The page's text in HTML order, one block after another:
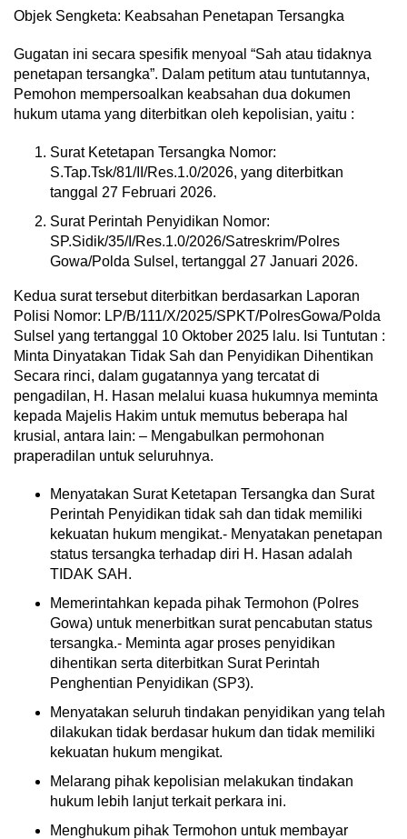
Objek Sengketa: Keabsahan Penetapan Tersangka
Gugatan ini secara spesifik menyoal “Sah atau tidaknya
penetapan tersangka”. Dalam petitum atau tuntutannya,
Pemohon mempersoalkan keabsahan dua dokumen
hukum utama yang diterbitkan oleh kepolisian, yaitu :
Surat Ketetapan Tersangka Nomor:
S.Tap.Tsk/81/II/Res.1.0/2026, yang diterbitkan
tanggal 27 Februari 2026.
Surat Perintah Penyidikan Nomor:
SP.Sidik/35/I/Res.1.0/2026/Satreskrim/Polres
Gowa/Polda Sulsel, tertanggal 27 Januari 2026.
Kedua surat tersebut diterbitkan berdasarkan Laporan
Polisi Nomor: LP/B/111/X/2025/SPKT/PolresGowa/Polda
Sulsel yang tertanggal 10 Oktober 2025 lalu. Isi Tuntutan :
Minta Dinyatakan Tidak Sah dan Penyidikan Dihentikan
Secara rinci, dalam gugatannya yang tercatat di
pengadilan, H. Hasan melalui kuasa hukumnya meminta
kepada Majelis Hakim untuk memutus beberapa hal
krusial, antara lain: – Mengabulkan permohonan
praperadilan untuk seluruhnya.
Menyatakan Surat Ketetapan Tersangka dan Surat
Perintah Penyidikan tidak sah dan tidak memiliki
kekuatan hukum mengikat.- Menyatakan penetapan
status tersangka terhadap diri H. Hasan adalah
TIDAK SAH.
Memerintahkan kepada pihak Termohon (Polres
Gowa) untuk menerbitkan surat pencabutan status
tersangka.- Meminta agar proses penyidikan
dihentikan serta diterbitkan Surat Perintah
Penghentian Penyidikan (SP3).
Menyatakan seluruh tindakan penyidikan yang telah
dilakukan tidak berdasar hukum dan tidak memiliki
kekuatan hukum mengikat.
Melarang pihak kepolisian melakukan tindakan
hukum lebih lanjut terkait perkara ini.
Menghukum pihak Termohon untuk membayar